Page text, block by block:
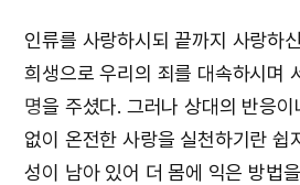
인류를 사랑하시되 끝까지 사랑하신
희생으로 우리의 죄를 대속하시며
명을 주셨다. 그러나 상대의 반응
없이 온전한 사랑을 실천하기란 쉽
성이 남아 있어 더 몸에 익은 방법